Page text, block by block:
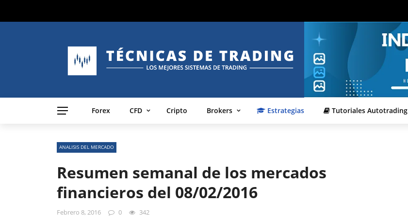
Forex CFD Cripto Brokers Estrategias Tutoriales Autotrading
ANALISIS DEL MERCADO
Resumen semanal de los mercados
financieros del 08/02/2016
Febrero 8, 2016 0 342